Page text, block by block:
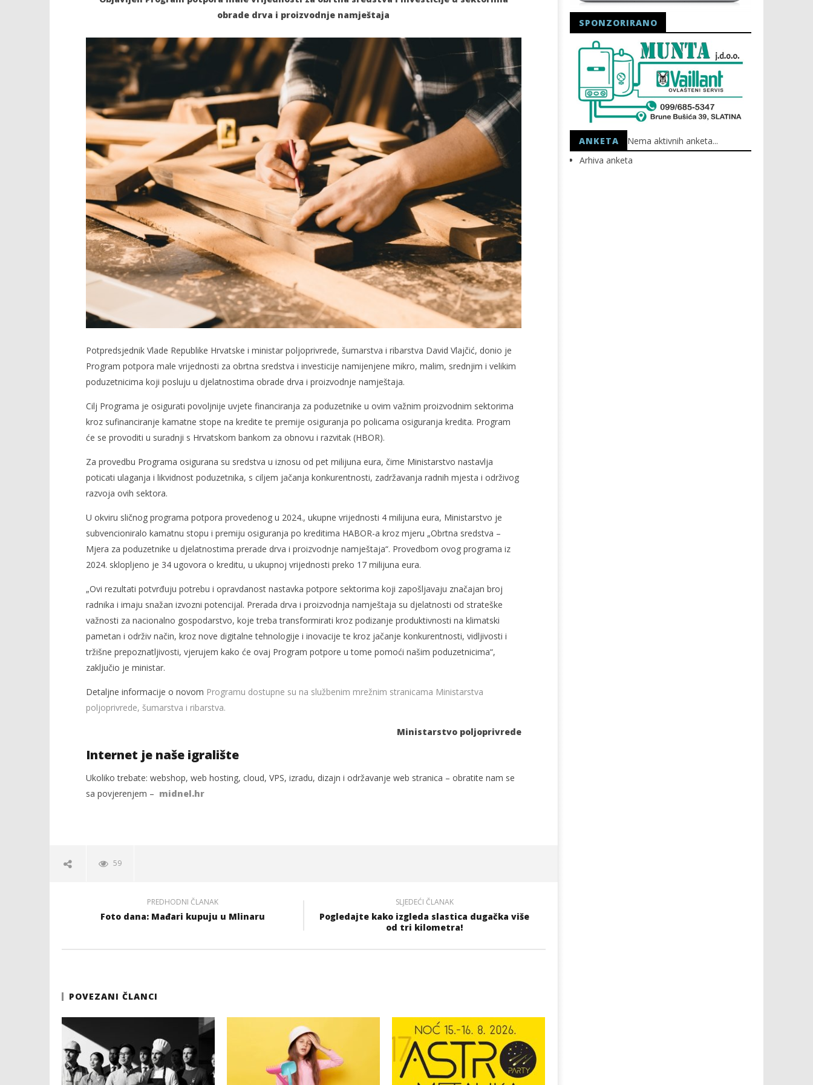
TRENUTNO OTVORENO
Novi program potpora za
obrtna sredstva i investicije u
sektorima obrade drva i
proizvodnje namještaja
04.09.2025.
slatina.net
Popis poslova na području VPŽ
04.09.2025.
slatina.net
Ljeto donosi bezbrižnu igru, ali
i zdravstvene izazove
04.09.2025.
slatina.net
Astro Party HEP: Bez struje
04.09.2025.
obrade drva i proizvodnje namještaja
Potpredsjednik Vlade Republike Hrvatske i ministar poljoprivrede, šumarstva i ribarstva David Vlajčić, donio je
Program potpora male vrijednosti za obrtna sredstva i investicije namijenjene mikro, malim, srednjim i velikim
poduzetnicima koji posluju u djelatnostima obrade drva i proizvodnje namještaja.
Cilj Programa je osigurati povoljnije uvjete financiranja za poduzetnike u ovim važnim proizvodnim sektorima
kroz sufinanciranje kamatne stope na kredite te premije osiguranja po policama osiguranja kredita. Program
će se provoditi u suradnji s Hrvatskom bankom za obnovu i razvitak (HBOR).
Za provedbu Programa osigurana su sredstva u iznosu od pet milijuna eura, čime Ministarstvo nastavlja
poticati ulaganja i likvidnost poduzetnika, s ciljem jačanja konkurentnosti, zadržavanja radnih mjesta i održivog
razvoja ovih sektora.
U okviru sličnog programa potpora provedenog u 2024., ukupne vrijednosti 4 milijuna eura, Ministarstvo je
subvencioniralo kamatnu stopu i premiju osiguranja po kreditima HABOR-a kroz mjeru „Obrtna sredstva –
Mjera za poduzetnike u djelatnostima prerade drva i proizvodnje namještaja“. Provedbom ovog programa iz
2024. sklopljeno je 34 ugovora o kreditu, u ukupnoj vrijednosti preko 17 milijuna eura.
„Ovi rezultati potvrđuju potrebu i opravdanost nastavka potpore sektorima koji zapošljavaju značajan broj
radnika i imaju snažan izvozni potencijal. Prerada drva i proizvodnja namještaja su djelatnosti od strateške
važnosti za nacionalno gospodarstvo, koje treba transformirati kroz podizanje produktivnosti na klimatski
pametan i održiv način, kroz nove digitalne tehnologije i inovacije te kroz jačanje konkurentnosti, vidljivosti i
tržišne prepoznatljivosti, vjerujem kako će ovaj Program potpore u tome pomoći našim poduzetnicima“,
zaključio je ministar.
Detaljne informacije o novom Programu dostupne su na službenim mrežnim stranicama Ministarstva
poljoprivrede, šumarstva i ribarstva.
Ministarstvo poljoprivrede
Internet je naše igralište
Ukoliko trebate: webshop, web hosting, cloud, VPS, izradu, dizajn i održavanje web stranica – obratite nam se
sa povjerenjem – midnel.hr
59
PREDHODNI ČLANAK
Foto dana: Mađari kupuju u Mlinaru
SLJEDEĆI ČLANAK
Pogledajte kako izgleda slastica dugačka više
od tri kilometra!
POVEZANI ČLANCI
SPONZORIRANO
ANKETA
Nema aktivnih anketa...
Arhiva anketa